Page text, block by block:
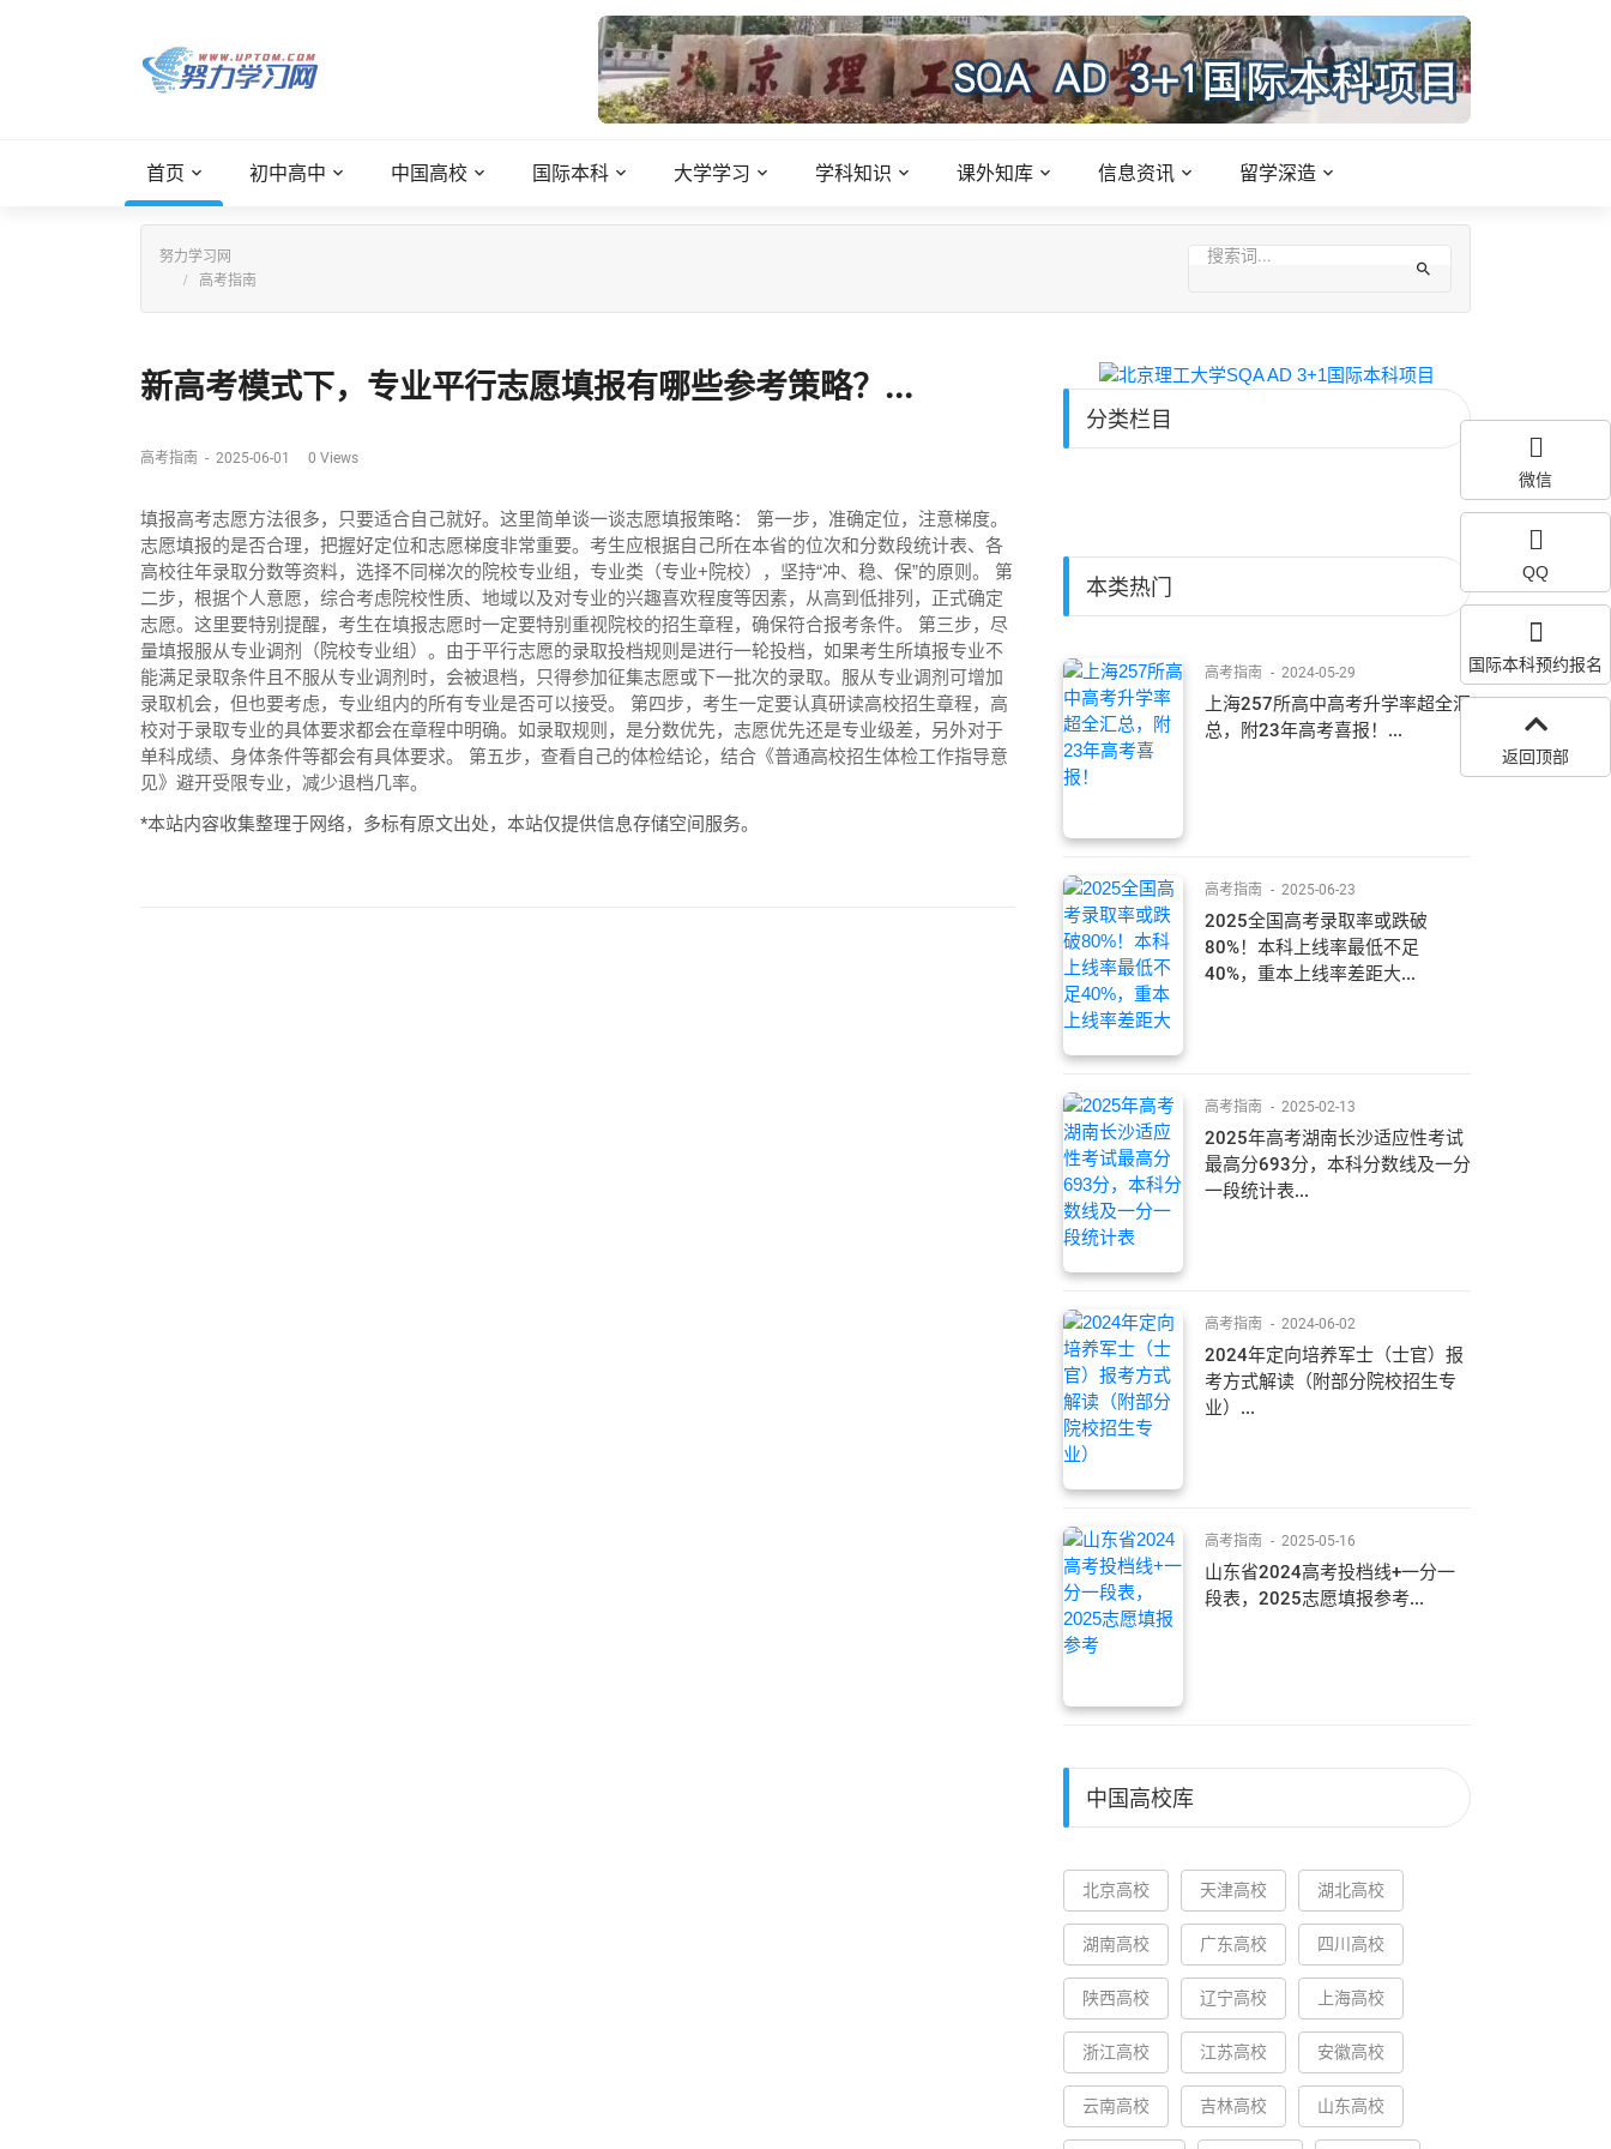
首页 初中高中 中国高校 国际本科 大学学习 学科知识 课外知库 信息资讯 留学深造
努力学习网
高考指南
新高考模式下，专业平行志愿填报有哪些参考策略？...
高考指南 - 2025-06-01 0 Views
填报高考志愿方法很多，只要适合自己就好。这里简单谈一谈志愿填报策略： 第一步，准确定位，注意梯度。
志愿填报的是否合理，把握好定位和志愿梯度非常重要。考生应根据自己所在本省的位次和分数段统计表、各
高校往年录取分数等资料，选择不同梯次的院校专业组，专业类（专业+院校），坚持“冲、稳、保”的原则。 第
二步，根据个人意愿，综合考虑院校性质、地域以及对专业的兴趣喜欢程度等因素，从高到低排列，正式确定
志愿。这里要特别提醒，考生在填报志愿时一定要特别重视院校的招生章程，确保符合报考条件。 第三步，尽
量填报服从专业调剂（院校专业组）。由于平行志愿的录取投档规则是进行一轮投档，如果考生所填报专业不
能满足录取条件且不服从专业调剂时，会被退档，只得参加征集志愿或下一批次的录取。服从专业调剂可增加
录取机会，但也要考虑，专业组内的所有专业是否可以接受。 第四步，考生一定要认真研读高校招生章程，高
校对于录取专业的具体要求都会在章程中明确。如录取规则，是分数优先，志愿优先还是专业级差，另外对于
单科成绩、身体条件等都会有具体要求。 第五步，查看自己的体检结论，结合《普通高校招生体检工作指导意
见》避开受限专业，减少退档几率。
*本站内容收集整理于网络，多标有原文出处，本站仅提供信息存储空间服务。
分类栏目
本类热门
高考指南 - 2024-05-29
上海257所高中高考升学率超全汇
总，附23年高考喜报！...
高考指南 - 2025-06-23
2025全国高考录取率或跌破
80%！本科上线率最低不足
40%，重本上线率差距大...
高考指南 - 2025-02-13
2025年高考湖南长沙适应性考试
最高分693分，本科分数线及一分
一段统计表...
高考指南 - 2024-06-02
2024年定向培养军士（士官）报
考方式解读（附部分院校招生专
业）...
高考指南 - 2025-05-16
山东省2024高考投档线+一分一
段表，2025志愿填报参考...
中国高校库
北京高校 天津高校 湖北高校
湖南高校 广东高校 四川高校
陕西高校 辽宁高校 上海高校
浙江高校 江苏高校 安徽高校
云南高校 吉林高校 山东高校
微信
QQ
国际本科预约报名
返回顶部